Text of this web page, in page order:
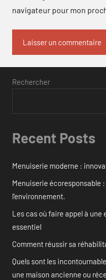
navigateur pour mon
Rechercher
Recent Posts
Menuiserie moderne :
Menuiserie écoresponsable
l’environnement.
Les cas où faire appel à
essentiel
Comment réussir sa
Quels sont les
une maison ancienne ou